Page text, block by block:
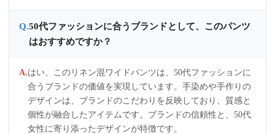
50代ファッションに合うブランドとして、このパンツ
はおすすめですか？
はい、このリネン混ワイドパンツは、50代ファッションに
合うブランドの価値を実現しています。手染めや手作りの
デザインは、ブランドのこだわりを反映しており、質感と
個性が融合したアイテムです。ブランドの信頼性と、50代
女性に寄り添ったデザインが特徴です。